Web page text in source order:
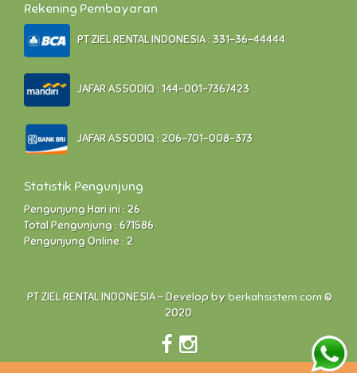
Rekening Pembayaran
PT ZIEL RENTAL INDONESIA : 331-36-44444
JAFAR ASSODIQ : 144-001-7367423
JAFAR ASSODIQ : 206-701-008-373
Statistik Pengunjung
Pengunjung Hari ini : 26
Total Pengunjung : 671586
Pengunjung Online : 2
PT ZIEL RENTAL INDONESIA - Develop byberkahsistem.com ©
2020